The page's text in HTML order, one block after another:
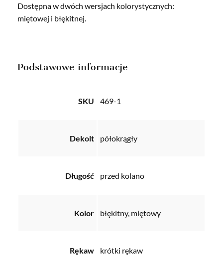
Dostępna w dwóch wersjach kolorystycznych:
miętowej i błękitnej.
Podstawowe informacje
SKU 469-1
Dekolt półokrągły
Długość przed kolano
Kolor błękitny, miętowy
Rękaw krótki rękaw